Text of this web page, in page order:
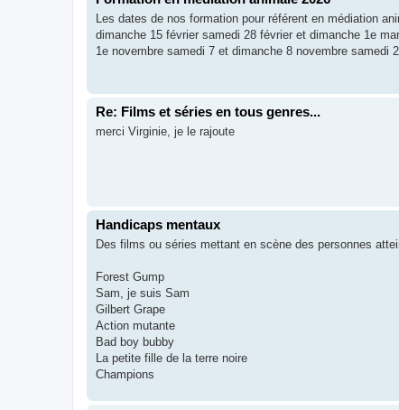
Les dates de nos formation pour référent en médiation
dimanche 15 février samedi 28 février et dimanche 1e
1e novembre samedi 7 et dimanche 8 novembre samedi
Re: Films et séries en tous genres...
merci Virginie, je le rajoute
Handicaps mentaux
Des films ou séries mettant en scène des personnes
Forest Gump
Sam, je suis Sam
Gilbert Grape
Action mutante
Bad boy bubby
La petite fille de la terre noire
Champions